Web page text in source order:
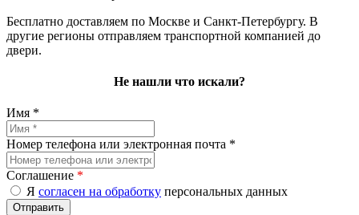
Бесплатно доставляем по Москве и Санкт-Петербургу. В
другие регионы отправляем транспортной компанией до
двери.
Не нашли что искали?
Имя *
Номер телефона или электронная почта *
Соглашение *
Я согласен на обработку персональных данных